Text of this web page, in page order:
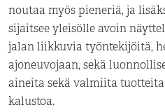
noutaa myös pieneriä, ja
sijaitsee yleisölle avoin
jalan liikkuvia työntekijöitä,
ajoneuvojaan, sekä
aineita sekä valmiita
kalustoa.